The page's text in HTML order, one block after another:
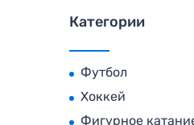
Категории
Футбол
Хоккей
Фигурное